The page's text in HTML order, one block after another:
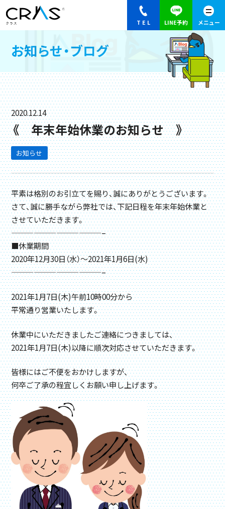
お知らせ・ブログ
2020.12.14
《 年末年始休業のお知らせ 》
お知らせ
平素は格別のお引立てを賜り、誠にありがとうございます。
さて、誠に勝手ながら弊社では、下記日程を年末年始休業と
させていただきます。
————————————–
■休業期間
2020年12月30日（水）～2021年1月6日(水)
————————————–
2021年1月7日(木)午前10時00分から
平常通り営業いたします。
休業中にいただきましたご連絡につきましては、
2021年1月7日(木)以降に順次対応させていただきます。
皆様にはご不便をおかけしますが、
何卒ご了承の程宜しくお願い申し上げます。